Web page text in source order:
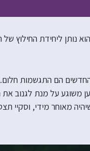
ליחידת החילוץ של
החדשים הם התגשמות
משוגע על מנת לגנוב
מאוחר מידי, וסקיי